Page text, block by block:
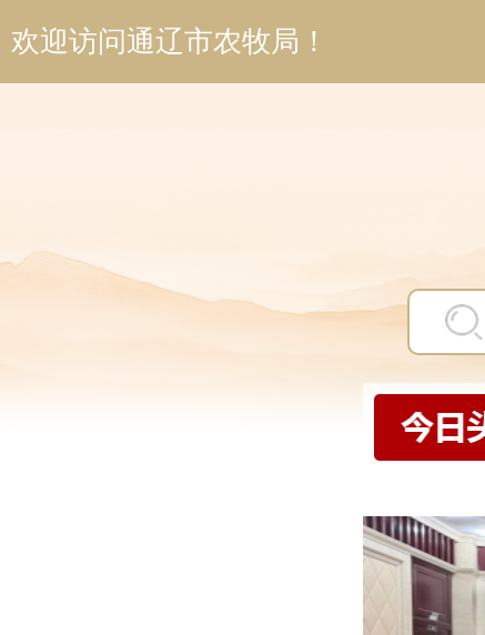
欢迎访问通辽市农牧局！